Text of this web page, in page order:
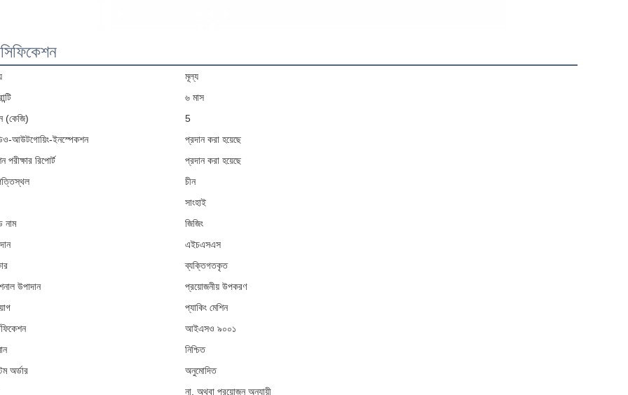
মূল্য
৬ মাস
(কেজি)
5
আউটগোয়িং-ইনস্পেকশন
প্রদান করা হয়েছে
পরীক্ষার রিপোর্ট
প্রদান করা হয়েছে
চীন
সাংহাই
নাম
জিজিং
এইচএসএস
ব্যক্তিগতকৃত
উপাদান
প্রয়োজনীয় উপকরণ
প্যাকিং মেশিন
আইএসও ৯০০১
নিশ্চিত
অর্ডার
অনুমোদিত
না, অথবা প্রয়োজন অনুযায়ী